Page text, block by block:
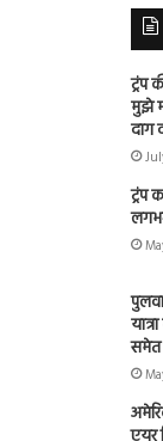
ट्रंप
मुझे
दाग
ट्रंप